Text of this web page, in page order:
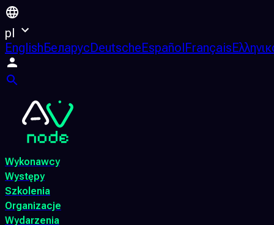
pl
EnglishБеларусDeutscheEspañolFrançais
Wykonawcy
Występy
Szkolenia
Organizacje
Wydarzenia